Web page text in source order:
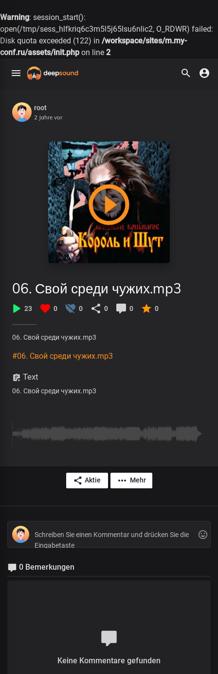
Warning: session_start():
open(/tmp/sess_hlfkriq6c3m5l5j65lsu6nlic2, O_RDWR) failed:
Disk quota exceeded (122) in /workspace/sites/m.my-
conf.ru/assets/init.php on line 2
root
2 Jahre vor
06. Свой среди чужих.mp3
23 0 0 0 0 0
06. Свой среди чужих.mp3
#06. Свой среди чужих.mp3
Text
06. Свой среди чужих.mp3
Aktie Mehr
0 Bemerkungen
Keine Kommentare gefunden